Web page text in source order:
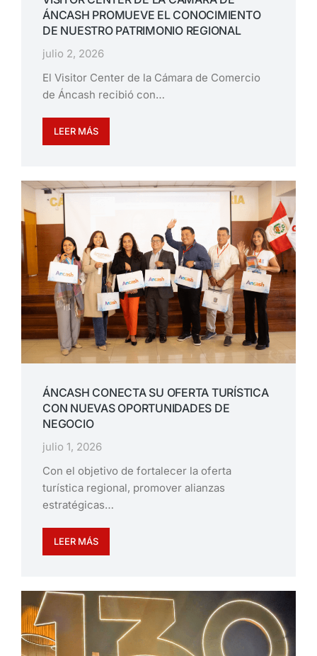
ÁNCASH PROMUEVE EL CONOCIMIENTO
DE NUESTRO PATRIMONIO REGIONAL
julio 2, 2026
El Visitor Center de la Cámara de Comercio
de Áncash recibió con…
LEER MÁS
ÁNCASH CONECTA SU OFERTA TURÍSTICA
CON NUEVAS OPORTUNIDADES DE
NEGOCIO
julio 1, 2026
Con el objetivo de fortalecer la oferta
turística regional, promover alianzas
estratégicas…
LEER MÁS